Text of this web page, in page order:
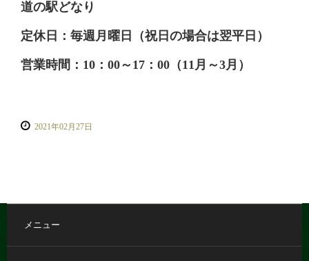
道の駅どなり
定休日：毎週月曜日（祝日の場合は翌平日）
営業時間：10：00～17：00（11月～3月）
2021年02月27日
メニュー